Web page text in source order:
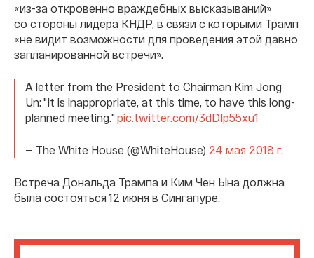
«из-за откровенно враждебных высказываний»
со стороны лидера КНДР, в связи с которыми Трамп
«не видит возможности для проведения этой давно
запланированной встречи».
A letter from the President to Chairman Kim Jong
Un: "It is inappropriate, at this time, to have this long-
planned meeting." pic.twitter.com/3dDIp55xu1
— The White House (@WhiteHouse) 24 мая 2018 г.
Встреча Дональда Трампа и Ким Чен Ына должна
была состояться 12 июня в Сингапуре.